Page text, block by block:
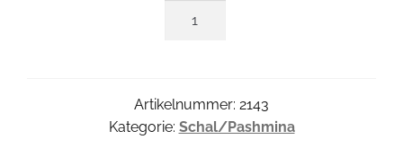
Artikelnummer: 2143
Kategorie: Schal/Pashmina